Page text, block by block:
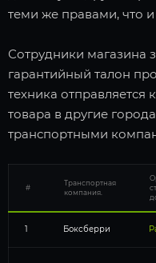
теми же правами, что
Сотрудники магазина
гарантийный талон
техника отправляется
товара в другие
транспортными
#
Транспортная
компания.
1 Боксберри